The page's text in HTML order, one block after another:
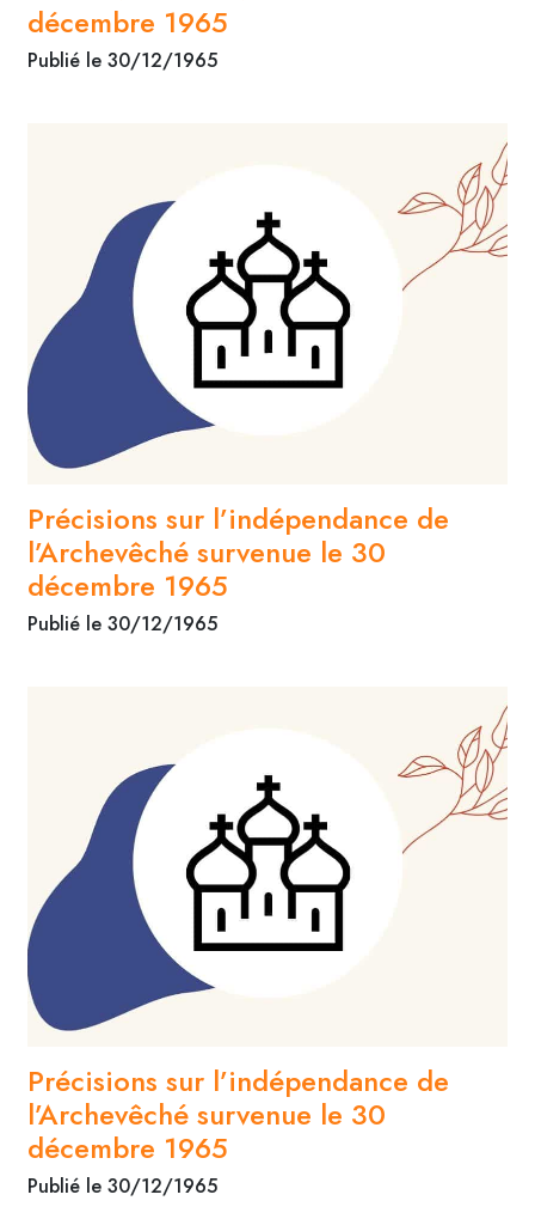
décembre 1965
Publié le 30/12/1965
Précisions sur l’indépendance de
l’Archevêché survenue le 30
décembre 1965
Publié le 30/12/1965
Précisions sur l’indépendance de
l’Archevêché survenue le 30
décembre 1965
Publié le 30/12/1965